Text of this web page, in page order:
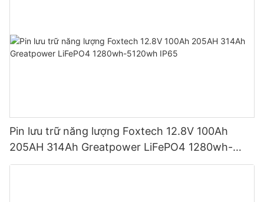
Pin lưu trữ năng lượng Foxtech 12.8V 100Ah
205AH 314Ah Greatpower LiFePO4 1280wh-
5120wh IP65